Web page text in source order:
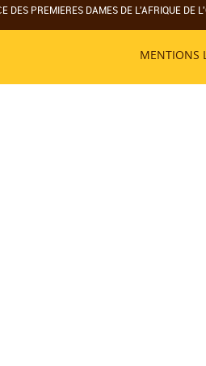
DES PREMIERES DAMES DE L'AFRIQUE DE
MENTIONS